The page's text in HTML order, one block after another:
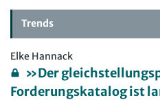
Trends
Elke Hannack
»Der
Forderungskatalog ist